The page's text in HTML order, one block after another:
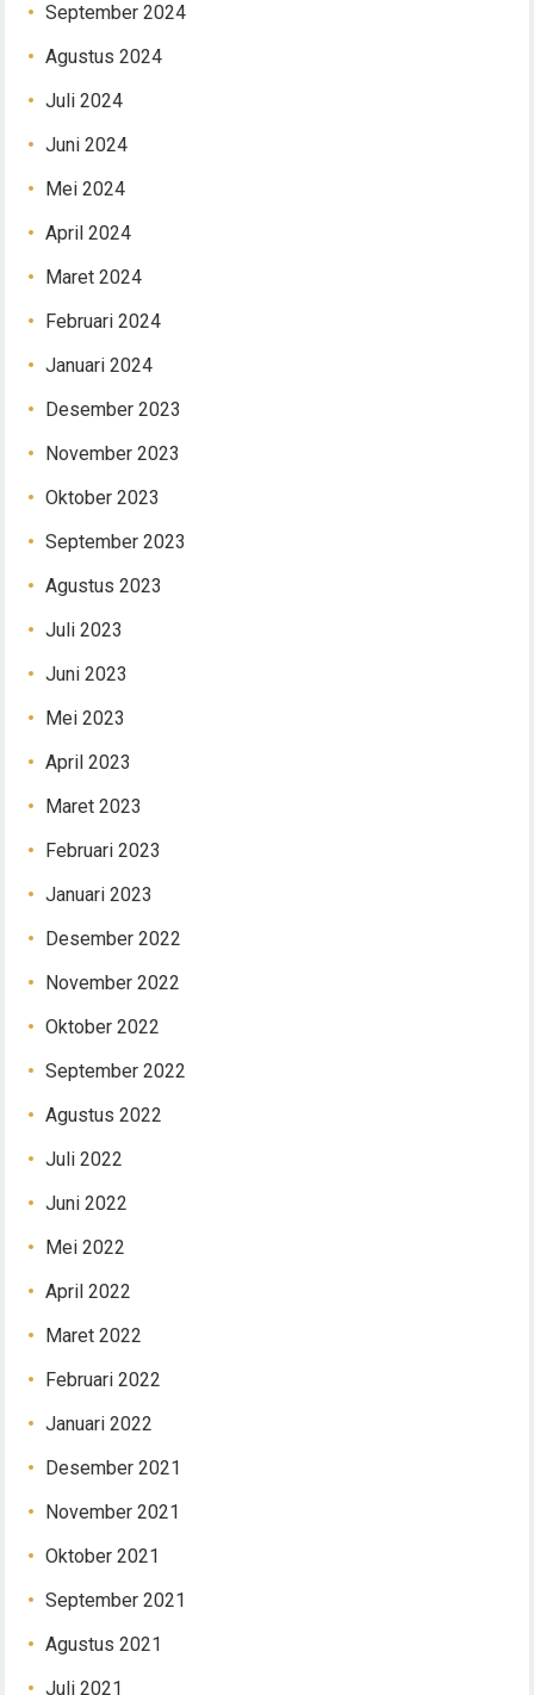
September 2024
Agustus 2024
Juli 2024
Juni 2024
Mei 2024
April 2024
Maret 2024
Februari 2024
Januari 2024
Desember 2023
November 2023
Oktober 2023
September 2023
Agustus 2023
Juli 2023
Juni 2023
Mei 2023
April 2023
Maret 2023
Februari 2023
Januari 2023
Desember 2022
November 2022
Oktober 2022
September 2022
Agustus 2022
Juli 2022
Juni 2022
Mei 2022
April 2022
Maret 2022
Februari 2022
Januari 2022
Desember 2021
November 2021
Oktober 2021
September 2021
Agustus 2021
Juli 2021